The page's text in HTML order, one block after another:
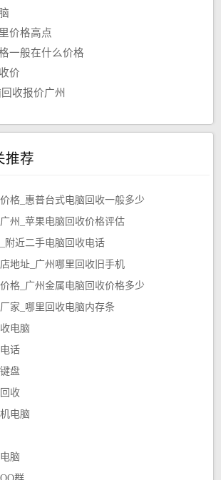
价格高点
一般在什么价格
价
收报价广州
推荐
格_惠普台式电脑回收一般多少
州_苹果电脑回收价格评估
附近二手电脑回收电话
地址_广州哪里回收旧手机
格_广州金属电脑回收价格多少
家_哪里回收电脑内存条
电脑
话
盘
收
电脑
脑